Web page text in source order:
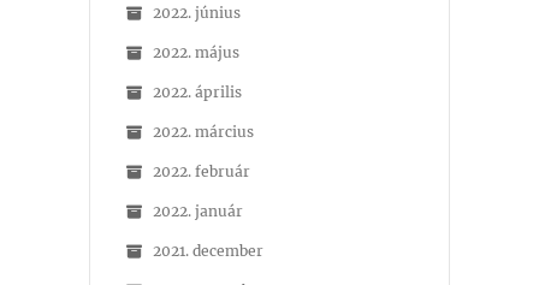
2022. június
2022. május
2022. április
2022. március
2022. február
2022. január
2021. december